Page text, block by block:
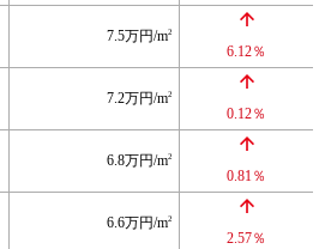
7.5万円/m2
6.12％
7.2万円/m2
0.12％
6.8万円/m2
0.81％
6.6万円/m2
2.57％